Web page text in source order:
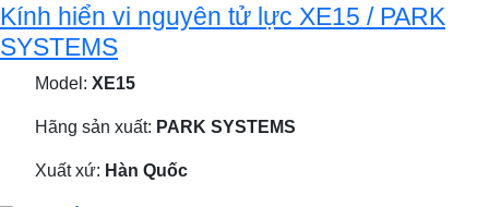
Kính hiển vi nguyên tử lực XE15 / PARK
SYSTEMS
Model: XE15
Hãng sản xuất: PARK SYSTEMS
Xuất xứ: Hàn Quốc